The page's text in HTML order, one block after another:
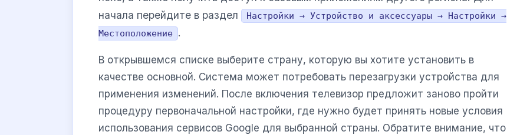
начала перейдите в раздел
Настройки → Устройство и аксессуары → Настройки →
Местоположение .
В открывшемся списке выберите страну, которую вы хотите установить в
качестве основной. Система может потребовать перезагрузки устройства для
применения изменений. После включения телевизор предложит заново пройти
процедуру первоначальной настройки, где нужно будет принять новые условия
использования сервисов Google для выбранной страны. Обратите внимание, что